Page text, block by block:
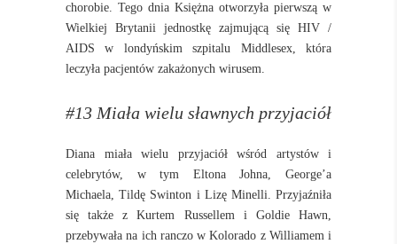
chorobie. Tego dnia Księżna otworzyła pierwszą w
Wielkiej Brytanii jednostkę zajmującą się HIV /
AIDS w londyńskim szpitalu Middlesex, która
leczyła pacjentów zakażonych wirusem.
#13 Miała wielu sławnych przyjaciół
Diana miała wielu przyjaciół wśród artystów i
celebrytów, w tym Eltona Johna, George’a
Michaela, Tildę Swinton i Lizę Minelli. Przyjaźniła
się także z Kurtem Russellem i Goldie Hawn,
przebywała na ich ranczo w Kolorado z Williamem i